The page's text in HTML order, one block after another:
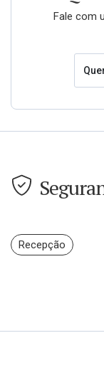
Fale com
Recepção